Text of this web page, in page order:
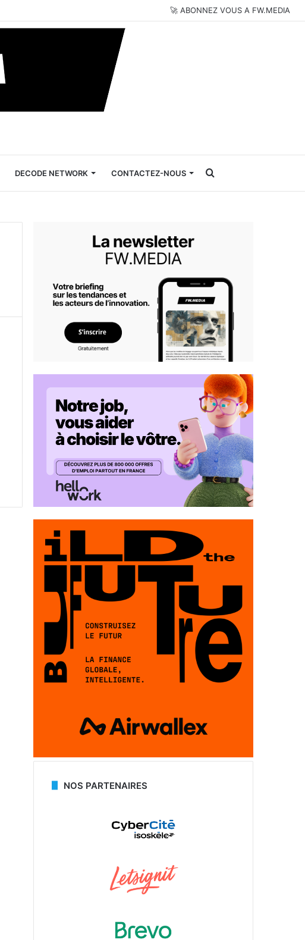
🚀 ABONNEZ VOUS A FW.MEDIA
DECODE NETWORK CONTACTEZ-NOUS Rechercher
NOS PARTENAIRES